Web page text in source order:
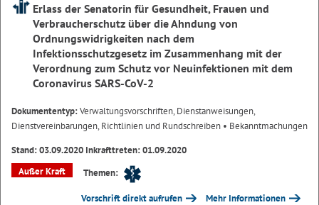
Erlass der Senatorin für Gesundheit, Frauen und
Verbraucherschutz über die Ahndung von
Ordnungswidrigkeiten nach dem
Infektionsschutzgesetz im Zusammenhang mit der
Verordnung zum Schutz vor Neuinfektionen mit dem
Coronavirus SARS-CoV-2
Dokumententyp:Verwaltungsvorschriften, Dienstanweisungen,
Dienstvereinbarungen, Richtlinien und Rundschreiben • Bekanntmachungen
Stand: 03.09.2020 Inkrafttreten: 01.09.2020
Außer Kraft
Themen:
Vorschrift direkt aufrufen Mehr Informationen